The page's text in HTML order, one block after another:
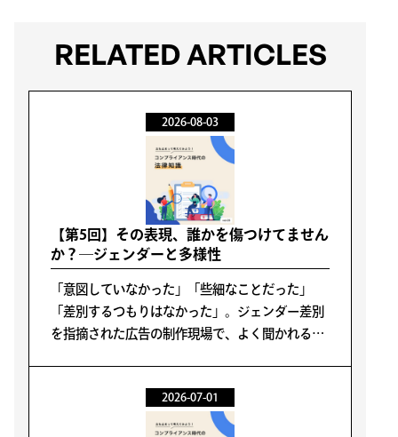
RELATED ARTICLES
2026-08-03
【第5回】その表現、誰かを傷つけてません
か？―ジェンダーと多様性
「意図していなかった」「些細なことだった」
「差別するつもりはなかった」。ジェンダー差別
を指摘された広告の制作現場で、よく聞かれる言
2026-07-01